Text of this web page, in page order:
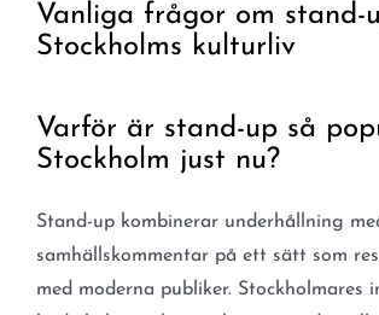
Vanliga frågor om stand-
Stockholms kulturliv
Varför är stand-up så
Stockholm just nu?
Stand-up kombinerar underhållning
samhällskommentar på ett sätt som
med moderna publiker. Stockholmares